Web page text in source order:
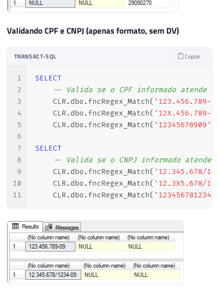
Validando CPF e CNPJ (apenas formato, sem DV)
TRANSACT-SQL Copiar
1
2
3
4
5
6
7
8
9
10
11
SELECT
-- Valida se o CPF informado atende a
    CLR
. dbo . fncRegex_Match( '123.456.789-
    CLR
. dbo . fncRegex_Match( '12X.456.789-
    CLR
. dbo . fncRegex_Match( '12345678909'
SELECT
-- Valida se o CNPJ informado atende
    CLR
. dbo . fncRegex_Match( '12.345.678/
    CLR
. dbo . fncRegex_Match( '12.3X5.678/
    CLR
. dbo . fncRegex_Match(